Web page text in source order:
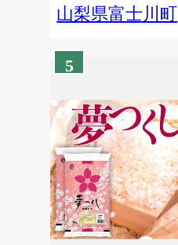
山梨県富士川町
5